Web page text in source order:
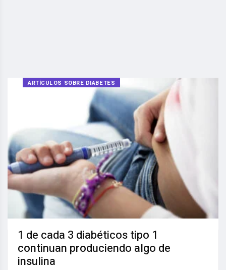
ARTÍCULOS SOBRE DIABETES
1 de cada 3 diabéticos tipo 1
continuan produciendo algo de
insulina